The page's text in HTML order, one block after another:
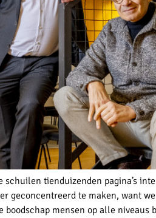
tienduizenden pagina’s
geconcentreerd te maken, want
boodschap mensen op alle